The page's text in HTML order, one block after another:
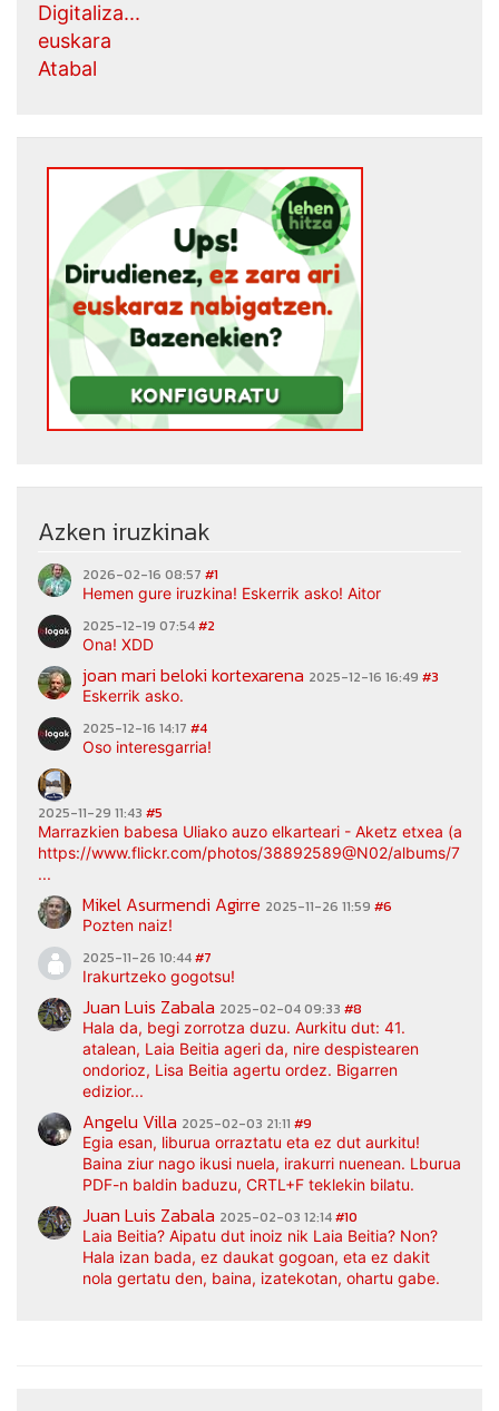
Digitaliza...
euskara
Atabal
Azken iruzkinak
2026-02-16 08:57 #1
Hemen gure iruzkina! Eskerrik asko! Aitor
2025-12-19 07:54#2
Ona! XDD
joan mari beloki kortexarena 2025-12-16 16:49 #3
Eskerrik asko.
2025-12-16 14:17 #4
Oso interesgarria!
2025-11-29 11:43 #5
Marrazkien babesa Uliako auzo elkarteari - Aketz etxea
https://www.flickr.com/photos/38892589@N02/albums/
...
Mikel Asurmendi Agirre 2025-11-26 11:59 #6
Pozten naiz!
2025-11-26 10:44#7
Irakurtzeko gogotsu!
Juan Luis Zabala 2025-02-04 09:33 #8
Hala da, begi zorrotza duzu. Aurkitu dut: 41.
atalean, Laia Beitia ageri da, nire despistearen
ondorioz, Lisa Beitia agertu ordez. Bigarren
edizior...
Angelu Villa 2025-02-03 21:11 #9
Egia esan, liburua orraztatu eta ez dut aurkitu!
Baina ziur nago ikusi nuela, irakurri nuenean. Lburua
PDF-n baldin baduzu, CRTL+F teklekin bilatu.
Juan Luis Zabala 2025-02-03 12:14#10
Laia Beitia? Aipatu dut inoiz nik Laia Beitia? Non?
Hala izan bada, ez daukat gogoan, eta ez dakit
nola gertatu den, baina, izatekotan, ohartu gabe.